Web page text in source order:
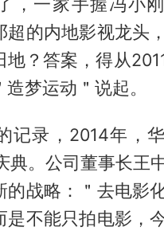
，一家手握冯小
超的内地影视龙头
地？答案，得从
梦运动＂说起。
记录，2014年，
典。公司董事长王
的战略：＂去电影
是不能只拍电影，